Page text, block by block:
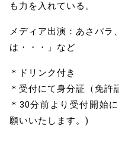
も力を入れている。
メディア出演：あさパラ
は・・・」など
＊ドリンク付き
＊受付にて身分証（免許
＊30分前より受付開始
願いいたします。)